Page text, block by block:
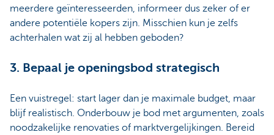
meerdere geïnteresseerden, informeer dus zeker of er
andere potentiële kopers zijn. Misschien kun je zelfs
achterhalen wat zij al hebben geboden?
3. Bepaal je openingsbod strategisch
Een vuistregel: start lager dan je maximale budget, maar
blijf realistisch. Onderbouw je bod met argumenten, zoals
noodzakelijke renovaties of marktvergelijkingen. Bereid